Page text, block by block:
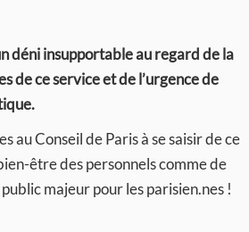
déni insupportable au regard de la
de ce service et de l’urgence de
au Conseil de Paris à se saisir de ce
être des personnels comme de
majeur pour les parisien.nes !